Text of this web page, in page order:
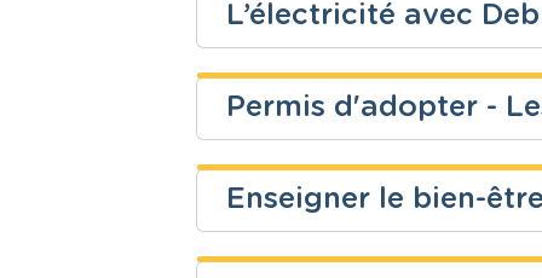
Fondamental Ressources
L’électricité avec
Fondamental Eveil
Permis d'adopter -
Education
Enseigner le bien-